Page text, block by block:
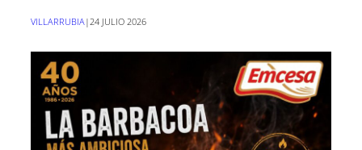
VILLARRUBIA|24 JULIO 2026